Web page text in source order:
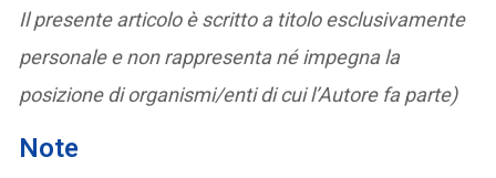
Il presente articolo è scritto a titolo esclusivamente
personale e non rappresenta né impegna la
posizione di organismi/enti di cui l’Autore fa parte)
Note